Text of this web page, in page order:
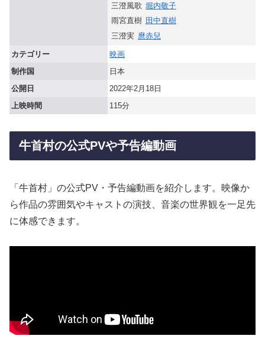
三澄風歌 堀内敬子
雨宮直樹 田中直樹
三澄実 麿赤兒
カテゴリー
映画
制作国
日本
公開日
2022年2月18日
上映時間
115分
牛首村の公式PVや予告編動画
「牛首村」の公式PV・予告編動画を紹介します。映像か
ら作品の雰囲気やキャストの演技、音楽の世界観を一足先
に体感できます。